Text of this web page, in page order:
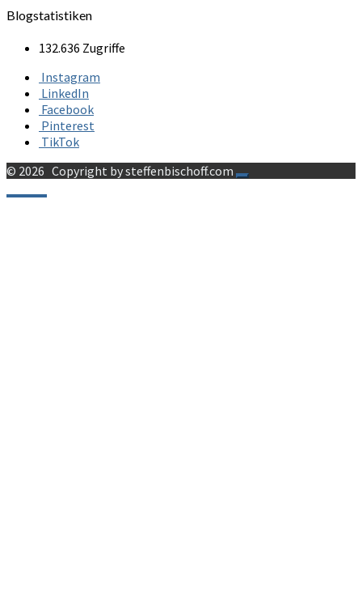
Blogstatistiken
132.636 Zugriffe
Instagram
LinkedIn
Facebook
Pinterest
TikTok
© 2026 Copyright by steffenbischoff.com